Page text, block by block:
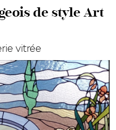
de style Art
vitrée